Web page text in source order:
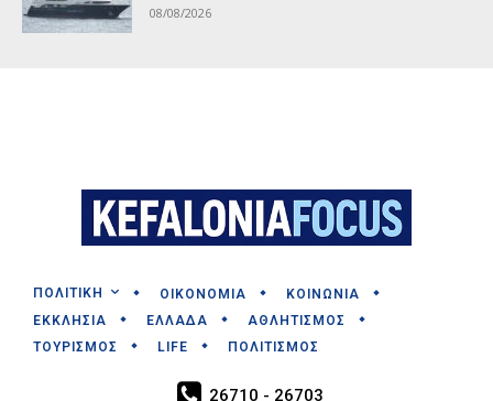
08/08/2026
ΠΟΛΙΤΙΚΗ ΟΙΚΟΝΟΜΙΑ
ΚΟΙΝΩΝΙΑ
ΕΚΚΛΗΣΙΑ
ΕΛΛΑΔΑ
ΑΘΛΗΤΙΣΜΟΣ
ΤΟΥΡΙΣΜΟΣ
LIFE ΠΟΛΙΤΙΣΜΟΣ
26710 - 26703